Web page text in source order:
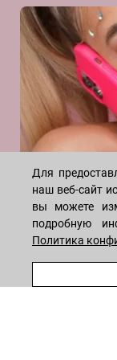
Договор
Политика
Реквизиты
Отзывы
Даю согласие
WHATSAPP
* Meta признана
Для
наш веб-сайт
вы можете
подробную
Политика